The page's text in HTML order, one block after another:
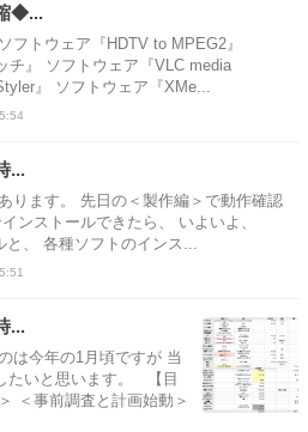
◆...
フトウェア『HDTV to MPEG2』
チ』 ソフトウェア『VLC media
』 ソフトウェア『XMe...
...
ります。 先日の＜製作編＞で動作確認
ンストールできたら、 いよいよ、
と、 各種ソフトのインス...
...
は今年の1月頃ですが 当
たいと思います。 【目
＜事前調査と計画始動＞